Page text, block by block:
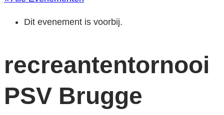
Dit evenement is voorbij.
recreantentornooi
PSV Brugge